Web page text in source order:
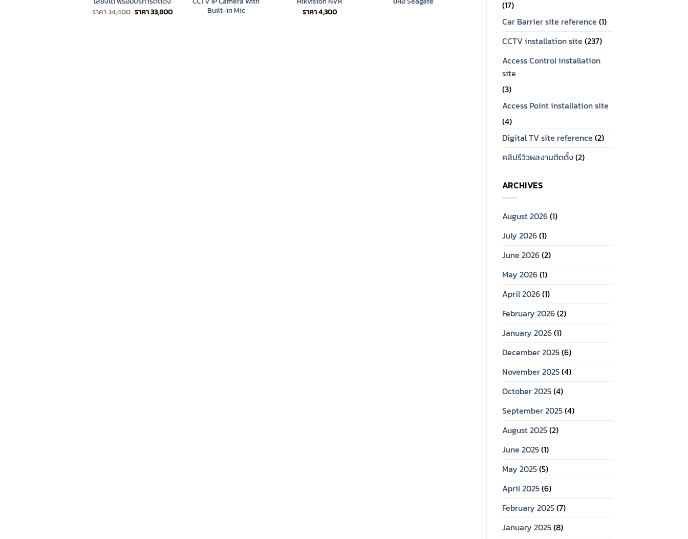
ราคา34,400 Original
price
ราคา33,800Current
price
Built-in Mic
ราคา4,300
(17)
Car Barrier site reference (1)
CCTV installation site (237)
Access Control installation
site
(3)
Access Point installation site
(4)
Digital TV site reference (2)
คลิปรีวิวผลงานติดตั้ง(2)
ARCHIVES
August 2026(1)
July 2026(1)
June 2026(2)
May 2026(1)
April 2026(1)
February 2026(2)
January 2026(1)
December 2025(6)
November 2025(4)
October 2025(4)
September 2025(4)
August 2025(2)
June 2025(1)
May 2025(5)
April 2025(6)
February 2025(7)
January 2025(8)